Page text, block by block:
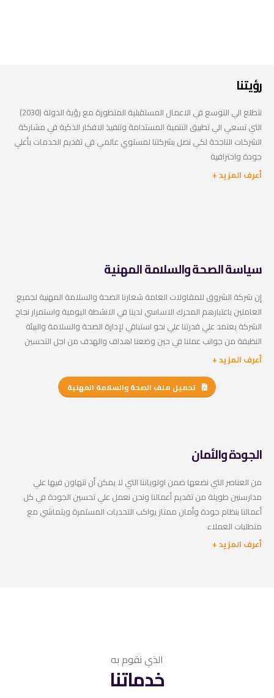
رؤيتنا
نتطلع الي التوسع في الاعمال المستقبلية المتطورة مع رؤية الدولة (2030)
التي تسعي الي تطبيق التنمية المستدامة وتنفيذ الافكار الذكية في مشاركة
الشركات الناجحة لكي نصل بشركتنا لمستوي عالمي في تقديم الخدمات بأعلي
جودة واحترافية
أعرف المزيد +
سياسة الصحة والسلامة المهنية
إن شركة الشروق للمقاولات العامة شعارنا الصحة والسلامة المهنية لجميع
العاملين باعتبارهم المحرك الاساسي لدينا في الانشطة اليومية واستمرار نجاح
الشركة يعتمد علي قدرتنا علي نحو استباقي لإدارة الصحة والسلامة والبيئة
النظيفة من جوانب عملنا في حين وضعنا اهداف والهدف من اجل التحسين
أعرف المزيد +
تحميل ملف الصحة والسلامة المهنية
الجودة والأمان
من العناصر التي نضعها ضمن اولوياتنا التي لا يمكن أن نتهاون فيها علي
مدارسنين طويلة من تقديم أعمالنا ونحن نعمل علي تحسين الجودة في كل
أعمالنا بنظام جودة وأمان ممتاز يواكب التحديات المستمرة ويتماشي مع
متطلبات العملاء
أعرف المزيد +
الذي نقوم به
خدماتنا